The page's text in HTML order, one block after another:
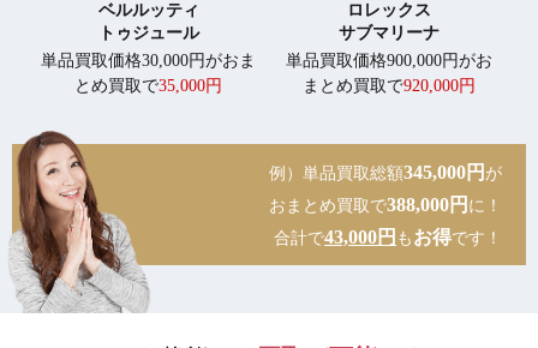
ベルルッティ
トゥジュール
単品買取価格30,000円がおま
とめ買取で35,000円
ロレックス
サブマリーナ
単品買取価格900,000円がお
まとめ買取で920,000円
例）単品買取総額345,000円 が
おまとめ買取で388,000円 に！
合計で43,000円 も お得です！